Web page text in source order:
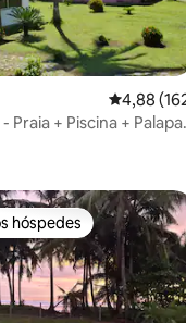
de 5, 19 avaliações
4,88 de
4,88
Praia + Piscina + Palapa
preferidos dos
hóspedes